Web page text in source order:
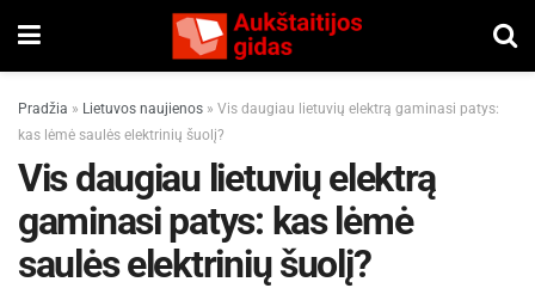
Pradžia » Lietuvos naujienos » Vis daugiau lietuvių elektrą gaminasi patys:
kas lėmė saulės elektrinių šuolį?
Vis daugiau lietuvių elektrą
gaminasi patys: kas lėmė
saulės elektrinių šuolį?